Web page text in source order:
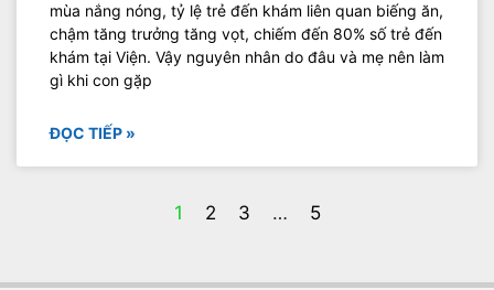
mùa nắng nóng, tỷ lệ trẻ đến khám liên quan biếng ăn,
chậm tăng trưởng tăng vọt, chiếm đến 80% số trẻ đến
khám tại Viện. Vậy nguyên nhân do đâu và mẹ nên làm
gì khi con gặp
ĐỌC TIẾP »
1 2 3 … 5